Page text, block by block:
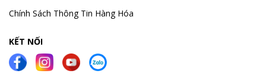
Chính Sách Thông Tin Hàng Hóa
KẾT NỐI